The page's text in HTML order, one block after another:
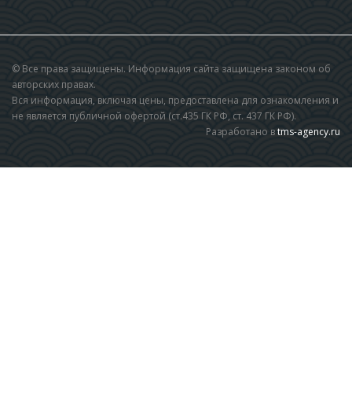
© Все права защищены. Информация сайта защищена законом об
авторских правах.
Вся информация, включая цены, предоставлена для ознакомления и
не является публичной офертой (ст.435 ГК РФ, cт. 437 ГК РФ).
Разработано вtms-agency.ru